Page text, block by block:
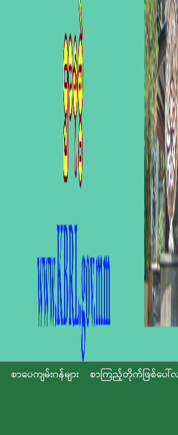
စာပေကျမ်းဂန်များ
စာကြည့်တိုက်ဖြစ်ပေါ်